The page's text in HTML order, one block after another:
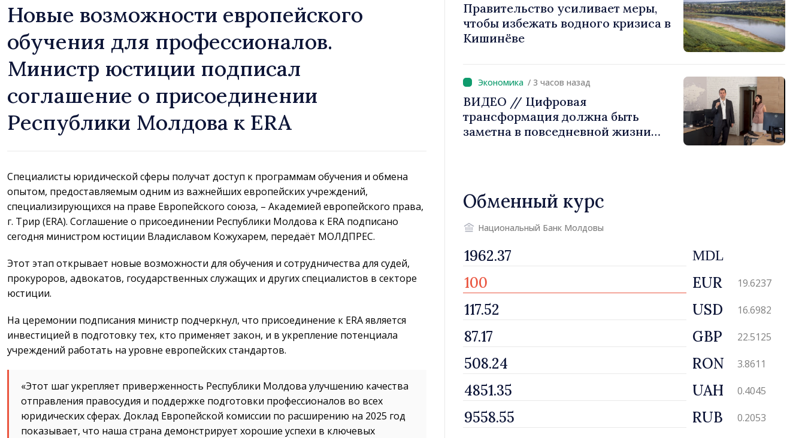
Новые возможности европейского
обучения для профессионалов.
Министр юстиции подписал
соглашение о присоединении
Республики Молдова к ERA
Специалисты юридической сферы получат доступ к программам обучения и обмена
опытом, предоставляемым одним из важнейших европейских учреждений,
специализирующихся на праве Европейского союза, – Академией европейского права,
г. Трир (ERA). Соглашение о присоединении Республики Молдова к ERA подписано
сегодня министром юстиции Владиславом Кожухарем, передаёт МОЛДПРЕС.
Этот этап открывает новые возможности для обучения и сотрудничества для судей,
прокуроров, адвокатов, государственных служащих и других специалистов в секторе
юстиции.
На церемонии подписания министр подчеркнул, что присоединение к ERA является
инвестицией в подготовку тех, кто применяет закон, и в укрепление потенциала
учреждений работать на уровне европейских стандартов.
«Этот шаг укрепляет приверженность Республики Молдова улучшению качества
отправления правосудия и поддержке подготовки профессионалов во всех
юридических сферах. Доклад Европейской комиссии по расширению на 2025 год
показывает, что наша страна демонстрирует хорошие успехи в ключевых
Правительство усиливает меры,
чтобы избежать водного кризиса в
Кишинёве
/ 3 часов назад
ВИДЕО // Цифровая
трансформация должна быть
заметна в повседневной жизни
управления
Обменный курс
Национальный Банк Молдовы
MDL
EUR 19.6237
USD 16.6982
GBP 22.5125
RON 3.8611
UAH 0.4045
RUB 0.2053